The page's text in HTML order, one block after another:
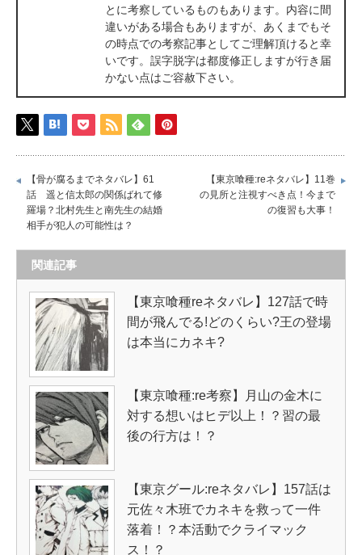
とに考察しているものもあります。内容に間
違いがある場合もありますが、あくまでもそ
の時点での考察記事としてご理解頂けると幸
いです。誤字脱字は都度修正しますが行き届
かない点はご容赦下さい。
【骨が腐るまでネタバレ】61
話 遥と信太郎の関係ばれて修
羅場？北村先生と南先生の結婚
相手が犯人の可能性は？
【東京喰種:reネタバレ】11巻
の見所と注視すべき点！今まで
の復習も大事！
関連記事
【東京喰種reネタバレ】127話で時
間が飛んでる!どのくらい?王の登場
は本当にカネキ?
【東京喰種:re考察】月山の金木に
対する想いはヒデ以上！？習の最
後の行方は！？
【東京グール:reネタバレ】157話は
元佐々木班でカネキを救って一件
落着！？本活動でクライマック
ス！？